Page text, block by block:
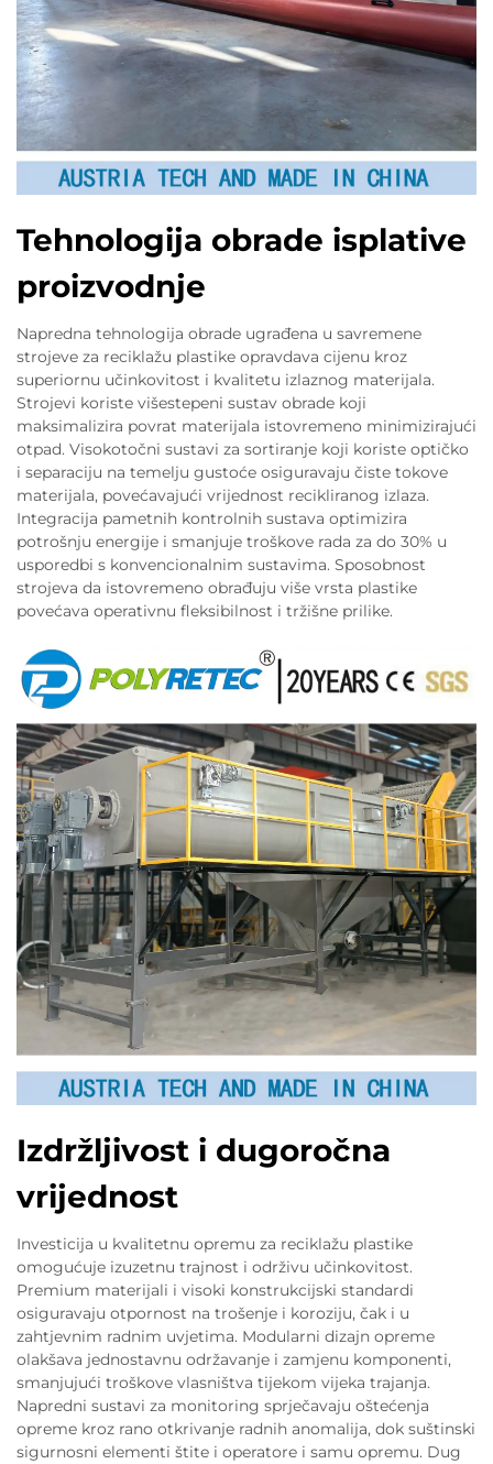
Tehnologija obrade isplative
proizvodnje
Napredna tehnologija obrade ugrađena u savremene
strojeve za reciklažu plastike opravdava cijenu kroz
superiornu učinkovitost i kvalitetu izlaznog materijala.
Strojevi koriste višestepeni sustav obrade koji
maksimalizira povrat materijala istovremeno minimizirajući
otpad. Visokotočni sustavi za sortiranje koji koriste optičko
i separaciju na temelju gustoće osiguravaju čiste tokove
materijala, povećavajući vrijednost recikliranog izlaza.
Integracija pametnih kontrolnih sustava optimizira
potrošnju energije i smanjuje troškove rada za do 30% u
usporedbi s konvencionalnim sustavima. Sposobnost
strojeva da istovremeno obrađuju više vrsta plastike
povećava operativnu fleksibilnost i tržišne prilike.
Izdržljivost i dugoročna
vrijednost
Investicija u kvalitetnu opremu za reciklažu plastike
omogućuje izuzetnu trajnost i održivu učinkovitost.
Premium materijali i visoki konstrukcijski standardi
osiguravaju otpornost na trošenje i koroziju, čak i u
zahtjevnim radnim uvjetima. Modularni dizajn opreme
olakšava jednostavnu održavanje i zamjenu komponenti,
smanjujući troškove vlasništva tijekom vijeka trajanja.
Napredni sustavi za monitoring sprječavaju oštećenja
opreme kroz rano otkrivanje radnih anomalija, dok suštinski
sigurnosni elementi štite i operatore i samu opremu. Dug